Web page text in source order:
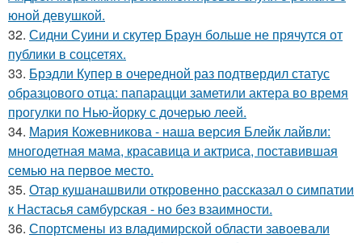
юной девушкой.
32. Сидни Суини и скутер Браун больше не прячутся от
публики в соцсетях.
33. Брэдли Купер в очередной раз подтвердил статус
образцового отца: папарацци заметили актера во время
прогулки по Нью-йорку с дочерью леей.
34. Мария Кожевникова - наша версия Блейк лайвли:
многодетная мама, красавица и актриса, поставившая
семью на первое место.
35. Отар кушанашвили откровенно рассказал о симпатии
к Настасья самбурская - но без взаимности.
36. Спортсмены из владимирской области завоевали